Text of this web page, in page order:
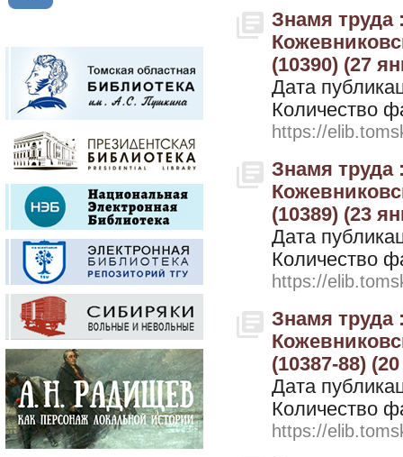
Знамя труда
(10390) (27
Дата
Количество
https://
Знамя труда
(10389) (23
Дата
Количество
https://
Знамя труда
(10387-88)
Дата
Количество
https://